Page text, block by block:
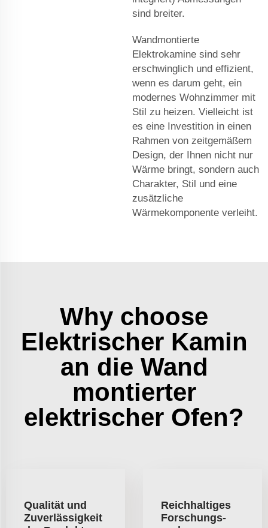
sind breiter.
Wandmontierte
Elektrokamine sind sehr
erschwinglich und effizient,
wenn es darum geht, ein
modernes Wohnzimmer mit
Stil zu heizen. Vielleicht ist
es eine Investition in einen
Rahmen von zeitgemäßem
Design, der Ihnen nicht nur
Wärme bringt, sondern auch
Charakter, Stil und eine
zusätzliche
Wärmekomponente verleiht.
Why choose
Elektrischer Kamin
an die Wand
montierter
elektrischer Ofen?
Qualität und
Zuverlässigkeit
Reichhaltiges
Forschungs-